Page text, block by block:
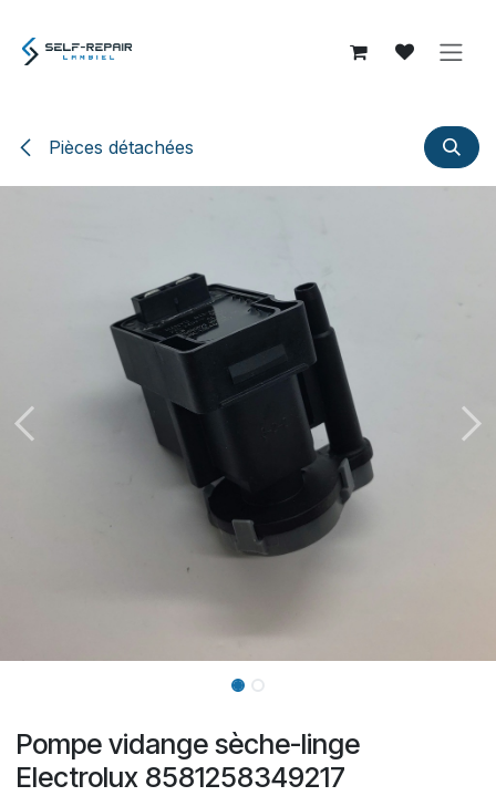
Pièces détachées
Pompe vidange sèche-linge
Electrolux 8581258349217